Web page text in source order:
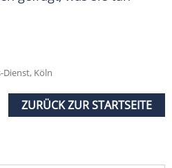
Köln
ZURÜCK ZUR STARTSEITE